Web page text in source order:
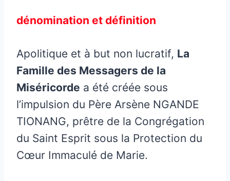
dénomination et définition
Apolitique et à but non lucratif, La
Famille des Messagers de la
Miséricorde a été créée sous
l’impulsion du Père Arsène NGANDE
TIONANG, prêtre de la Congrégation
du Saint Esprit sous la Protection du
Cœur Immaculé de Marie.